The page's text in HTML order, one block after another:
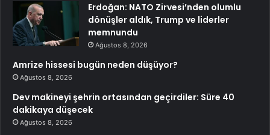
Erdoğan: NATO Zirvesi’nden olumlu
dönüşler aldık, Trump ve liderler
memnundu
Ağustos 8, 2026
Amrize hissesi bugün neden düşüyor?
Ağustos 8, 2026
Dev makineyi şehrin ortasından geçirdiler: Süre 40
dakikaya düşecek
Ağustos 8, 2026